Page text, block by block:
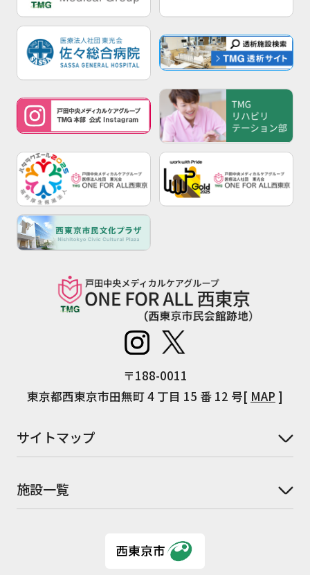
〒188-0011
東京都西東京市田無町 4 丁目 15 番 12 号[ MAP ]
サイトマップ
施設一覧